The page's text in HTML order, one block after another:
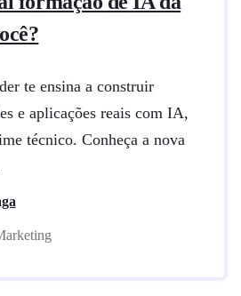
te ensina a construir
e aplicações reais com IA,
técnico. Conheça a nova